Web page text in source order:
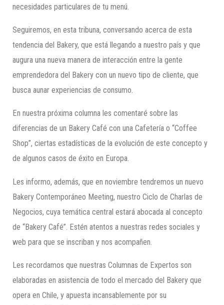
necesidades particulares de tu menú.
Seguiremos, en esta tribuna, conversando acerca de esta
tendencia del Bakery, que está llegando a nuestro país y que
augura una nueva manera de interacción entre la gente
emprendedora del Bakery con un nuevo tipo de cliente, que
busca aunar experiencias de consumo.
En nuestra próxima columna les comentaré sobre las
diferencias de un Bakery Café con una Cafetería o “Coffee
Shop”, ciertas estadísticas de la evolución de este concepto y
de algunos casos de éxito en Europa.
Les informo, además, que en noviembre tendremos un nuevo
Bakery Contemporáneo Meeting, nuestro Ciclo de Charlas de
Negocios, cuya temática central estará abocada al concepto
de “Bakery Café”. Estén atentos a nuestras redes sociales y
web para que se inscriban y nos acompañen.
Les recordamos que nuestras Columnas de Expertos son
elaboradas en asistencia de todo el mercado del Bakery que
opera en Chile, y apuesta incansablemente por su